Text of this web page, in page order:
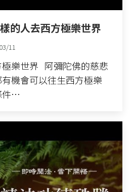
的人去西方極樂世界
11
樂世界 阿彌陀佛的慈悲
機會可以往生西方極樂
件…